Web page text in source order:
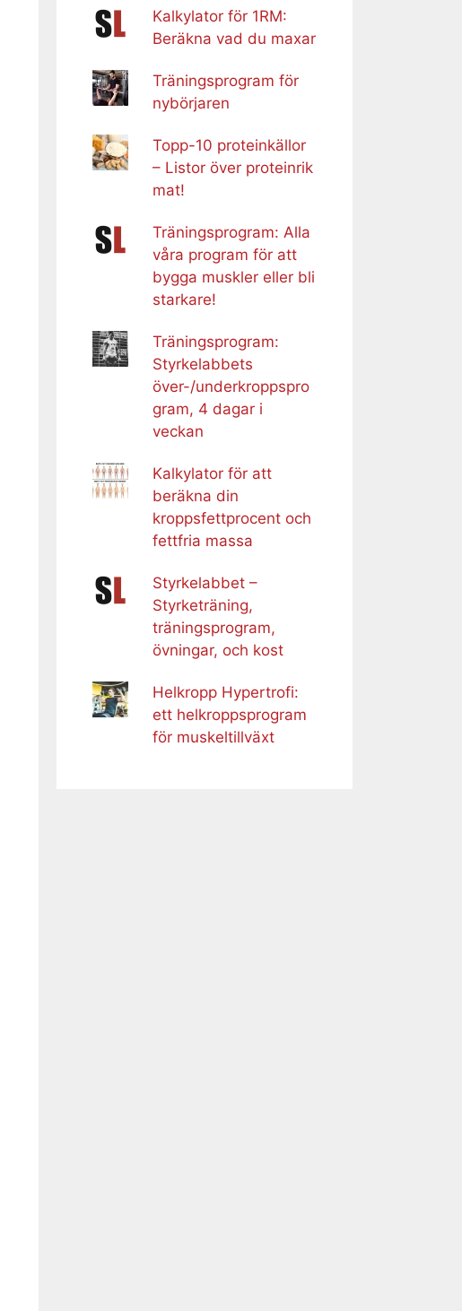
Kalkylator för 1RM:
Beräkna vad du maxar
Träningsprogram för
nybörjaren
Topp-10 proteinkällor
– Listor över proteinrik
mat!
Träningsprogram: Alla
våra program för att
bygga muskler eller bli
starkare!
Träningsprogram:
Styrkelabbets
över-/underkroppspro
gram, 4 dagar i
veckan
Kalkylator för att
beräkna din
kroppsfettprocent och
fettfria massa
Styrkelabbet –
Styrketräning,
träningsprogram,
övningar, och kost
Helkropp Hypertrofi:
ett helkroppsprogram
för muskeltillväxt